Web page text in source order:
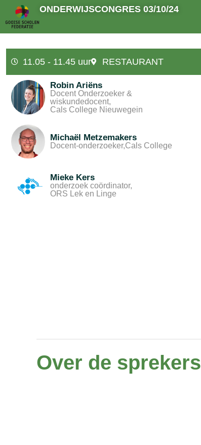
ONDERWIJSCONGRES 03/10/24
11.05 - 11.45 uur RESTAURANT
Robin Ariëns
Docent Onderzoeker &
wiskundedocent,
Cals College Nieuwegein
Michaël Metzemakers
Docent-onderzoeker,Cals College
Mieke Kers
onderzoek coördinator,
ORS Lek en Linge
Over de sprekers